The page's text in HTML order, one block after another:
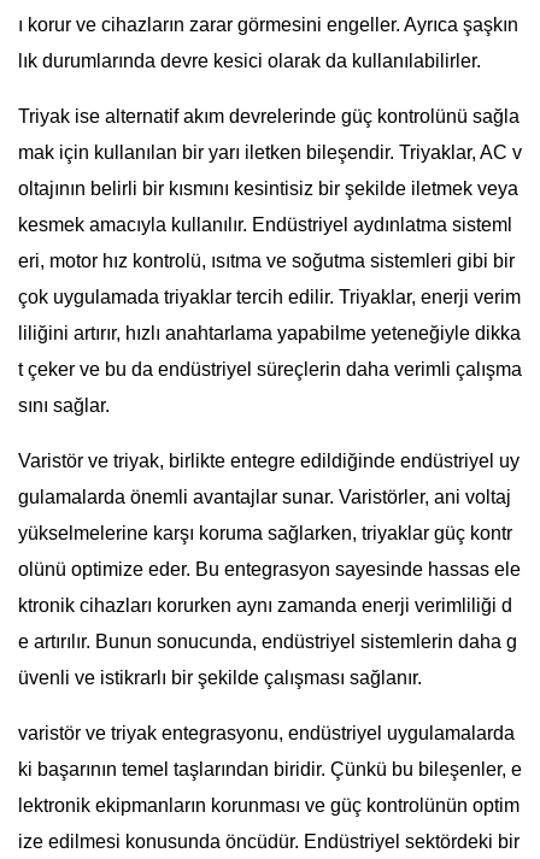
ı korur ve cihazların zarar görmesini engeller. Ayrıca şaşkın
lık durumlarında devre kesici olarak da kullanılabilirler.
Triyak ise alternatif akım devrelerinde güç kontrolünü sağla
mak için kullanılan bir yarı iletken bileşendir. Triyaklar, AC v
oltajının belirli bir kısmını kesintisiz bir şekilde iletmek veya
kesmek amacıyla kullanılır. Endüstriyel aydınlatma sisteml
eri, motor hız kontrolü, ısıtma ve soğutma sistemleri gibi bir
çok uygulamada triyaklar tercih edilir. Triyaklar, enerji verim
liliğini artırır, hızlı anahtarlama yapabilme yeteneğiyle dikka
t çeker ve bu da endüstriyel süreçlerin daha verimli çalışma
sını sağlar.
Varistör ve triyak, birlikte entegre edildiğinde endüstriyel uy
gulamalarda önemli avantajlar sunar. Varistörler, ani voltaj
yükselmelerine karşı koruma sağlarken, triyaklar güç kontr
olünü optimize eder. Bu entegrasyon sayesinde hassas ele
ktronik cihazları korurken aynı zamanda enerji verimliliği d
e artırılır. Bunun sonucunda, endüstriyel sistemlerin daha g
üvenli ve istikrarlı bir şekilde çalışması sağlanır.
varistör ve triyak entegrasyonu, endüstriyel uygulamalarda
ki başarının temel taşlarından biridir. Çünkü bu bileşenler, e
lektronik ekipmanların korunması ve güç kontrolünün optim
ize edilmesi konusunda öncüdür. Endüstriyel sektördeki bir